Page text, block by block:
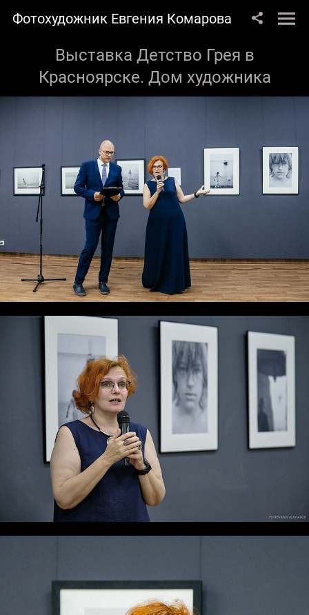
Фотохудожник Евгения Комарова
Выставка Детство Грея в
Красноярске. Дом художника